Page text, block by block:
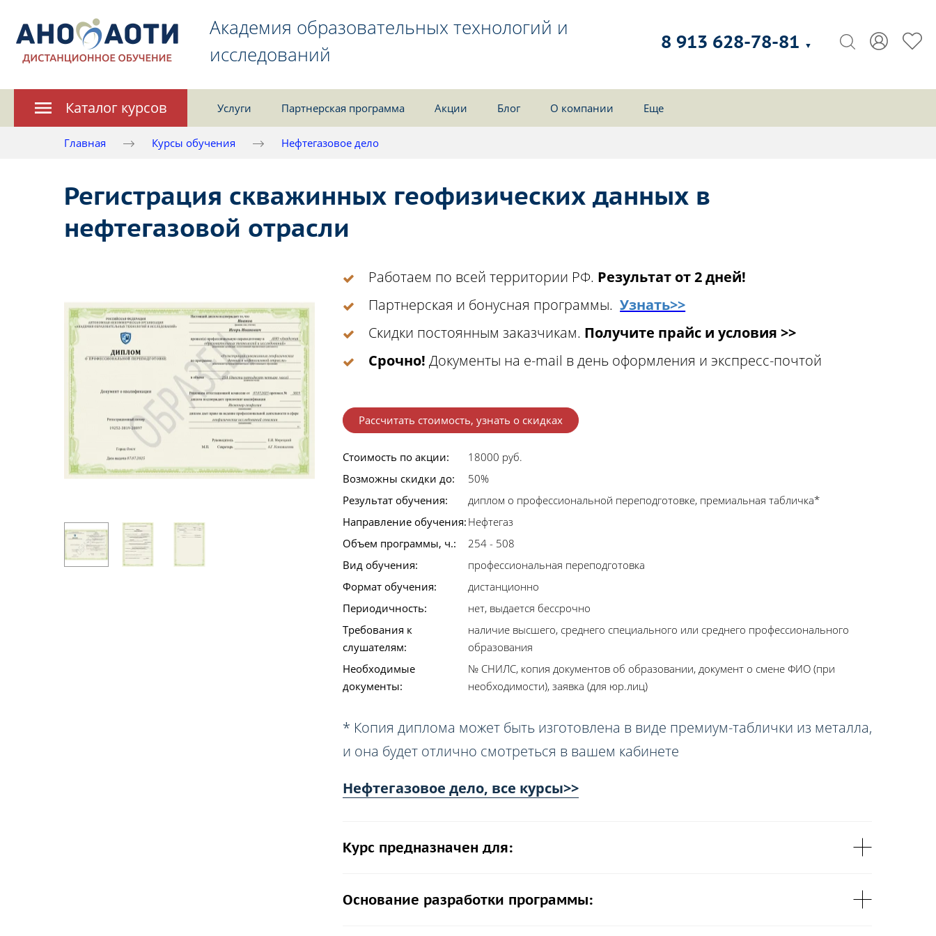
Академия образовательных технологий и
исследований
8 913 628-78-81 ▼
Каталог курсов Услуги Партнерская программа Акции Блог О компании Еще
Главная Курсы обучения Нефтегазовое дело
Регистрация скважинных геофизических данных в
нефтегазовой отрасли
Работаем по всей территории РФ. Результат от 2 дней!
Партнерская и бонусная программы.Узнать>>
Скидки постоянным заказчикам. Получите прайс и условия >>
Срочно! Документы на e-mail в день оформления и экспресс-почтой
Рассчитать стоимость, узнать о скидках
Стоимость по акции:
18000 руб.
Возможны скидки до:
50%
Результат обучения:
диплом о профессиональной переподготовке, премиальная табличка*
Направление обучения: Нефтегаз
Объем программы, ч.:
254 - 508
Вид обучения:
профессиональная переподготовка
Формат обучения:
дистанционно
Периодичность:
нет, выдается бессрочно
Требования к
слушателям:
наличие высшего, среднего специального или среднего профессионального
образования
Необходимые
документы:
№ СНИЛС, копия документов об образовании, документ о смене ФИО (при
необходимости), заявка (для юр.лиц)
* Копия диплома может быть изготовлена в виде премиум-таблички из металла,
и она будет отлично смотреться в вашем кабинете
Нефтегазовое дело, все курсы>>
Курс предназначен для:
Основание разработки программы: